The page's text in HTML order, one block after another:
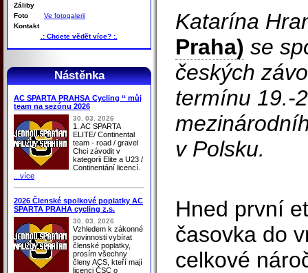
Záliby
Foto
Ve fotogalerii
Kontakt
.: Chcete vědět více? :.
Nástěnka
AC SPARTA PRAHSA Cycling ‘‘ můj
team na sezónu 2026
30. 03. 2026
1. AC SPARTA
ELITE/ Continental
team - road / gravel
Chci závodit v
kategorii Elite a U23 /
Continentání licencí.
...více
2026 Členské spolkové poplatky AC
SPARTA PRAHA cycling z.s.
30. 03. 2026
Vzhledem k zákonné
povinnosti vybírat
členské poplatky,
prosím všechny
členy ACS, kteří mají
licenci ČSC o
Katarína
Praha) se
českých
termínu 19.-
v Polsku.
Hned první
časovka do
celkové